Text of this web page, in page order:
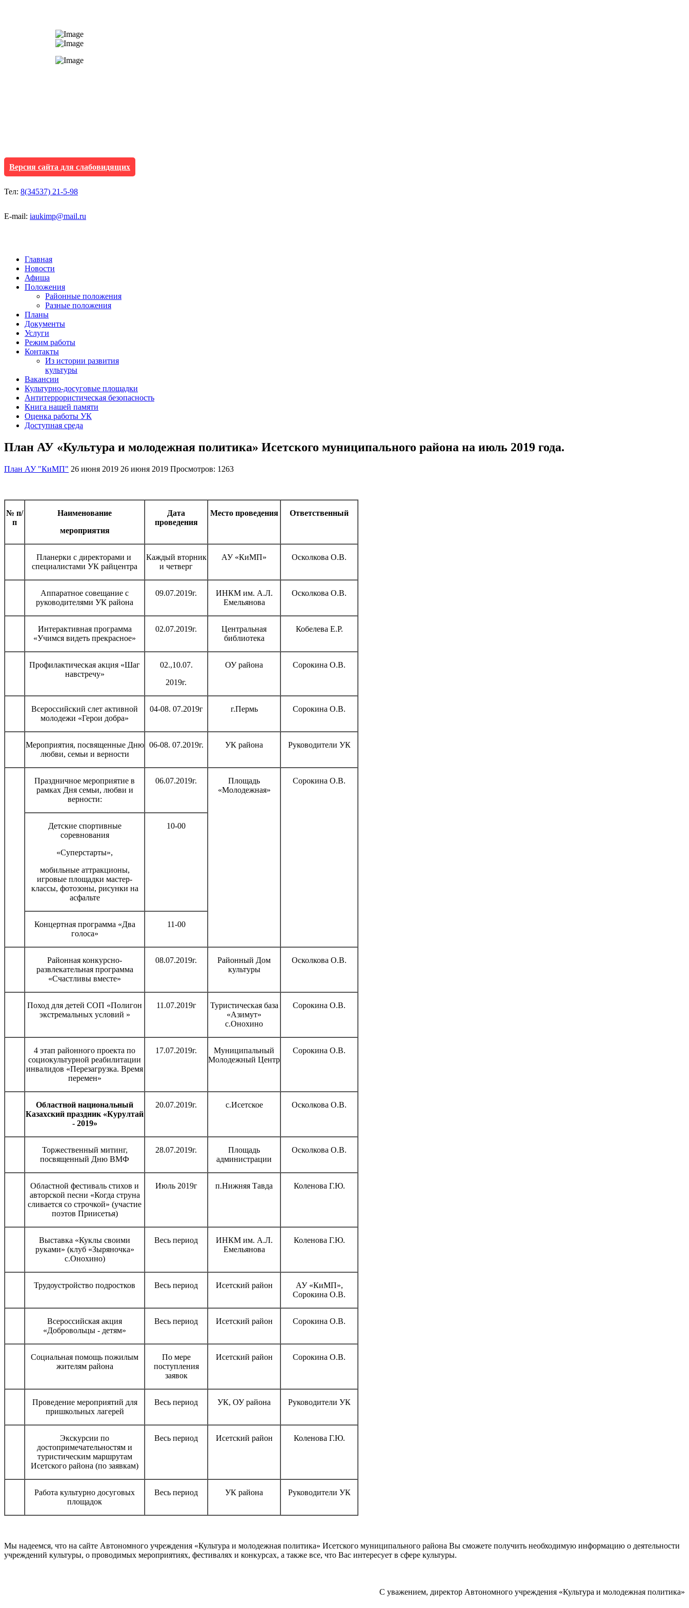
Версия сайта для слабовидящих
Тел: 8(34537) 21-5-98
E-mail: iaukimp@mail.ru
Главная
Новости
Афиша
Положения
Районные положения
Разные положения
Планы
Документы
Услуги
Режим работы
Контакты
Из истории развития
культуры
Вакансии
Культурно-досуговые площадки
Антитеррористическая безопасность
Книга нашей памяти
Оценка работы УК
Доступная среда
План АУ «Культура и молодежная политика» Исетского муниципального района на июль 2019 года.
План АУ "КиМП" 26 июня 2019 26 июня 2019 Просмотров: 1263
№ п/
п
Наименование
мероприятия
Дата
проведения
Место проведения Ответственный
Планерки с директорами и
специалистами УК райцентра
Каждый вторник
и четверг
АУ «КиМП» Осколкова О.В.
Аппаратное совещание с
руководителями УК района
09.07.2019г.
ИНКМ им. А.Л.
Емельянова
Осколкова О.В.
Интерактивная программа
«Учимся видеть прекрасное»
02.07.2019г.
Центральная
библиотека
Кобелева Е.Р.
Профилактическая акция «Шаг
навстречу»
02.,10.07.
2019г.
ОУ района Сорокина О.В.
Всероссийский слет активной
молодежи «Герои добра»
04-08. 07.2019г г.Пермь Сорокина О.В.
Мероприятия, посвященные Дню
любви, семьи и верности
06-08. 07.2019г. УК района Руководители УК
Праздничное мероприятие в
рамках Дня семьи, любви и
верности:
06.07.2019г.
Площадь
«Молодежная»
Сорокина О.В.
Детские спортивные
соревнования
«Суперстарты»,
мобильные аттракционы,
игровые площадки мастер-
классы, фотозоны, рисунки на
асфальте
10-00
Концертная программа «Два
голоса»
11-00
Районная конкурсно-
развлекательная программа
«Счастливы вместе»
08.07.2019г.
Районный Дом
культуры
Осколкова О.В.
Поход для детей СОП «Полигон
экстремальных условий »
11.07.2019г
Туристическая база
«Азимут»
с.Онохино
Сорокина О.В.
4 этап районного проекта по
социокультурной реабилитации
инвалидов «Перезагрузка. Время
перемен»
17.07.2019г.
Муниципальный
Молодежный Центр
Сорокина О.В.
Областной национальный
Казахский праздник «Курултай
- 2019»
20.07.2019г. с.Исетское Осколкова О.В.
Торжественный митинг,
посвященный Дню ВМФ
28.07.2019г.
Площадь
администрации
Осколкова О.В.
Областной фестиваль стихов и
авторской песни «Когда струна
сливается со строчкой» (участие
поэтов Приисетья)
Июль 2019г п.Нижняя Тавда Коленова Г.Ю.
Выставка «Куклы своими
руками» (клуб «Зыряночка»
с.Онохино)
Весь период
ИНКМ им. А.Л.
Емельянова
Коленова Г.Ю.
Трудоустройство подростков Весь период Исетский район
АУ «КиМП»,
Сорокина О.В.
Всероссийская акция
«Добровольцы - детям»
Весь период Исетский район Сорокина О.В.
Социальная помощь пожилым
жителям района
По мере
поступления
заявок
Исетский район Сорокина О.В.
Проведение мероприятий для
пришкольных лагерей
Весь период УК, ОУ района Руководители УК
Экскурсии по
достопримечательностям и
туристическим маршрутам
Исетского района (по заявкам)
Весь период Исетский район Коленова Г.Ю.
Работа культурно досуговых
площадок
Весь период УК района Руководители УК
Мы надеемся, что на сайте Автономного учреждения «Культура и молодежная политика» Исетского муниципального района Вы сможете получить необходимую информацию о деятельности
учреждений культуры, о проводимых мероприятиях, фестивалях и конкурсах, а также все, что Вас интересует в сфере культуры.
С уважением, директор Автономного учреждения «Культура и молодежная политика»